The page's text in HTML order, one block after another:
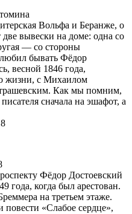
Вольфа и Беранже, о
вывески на доме: одна со
— со стороны
бывать Фёдор
весной 1846 года,
жизни, с Михаилом
Как мы помним,
сначала на эшафот, а
Фёдор Достоевский
года, когда был арестован.
на третьем этаже.
повести «Слабое сердце»,